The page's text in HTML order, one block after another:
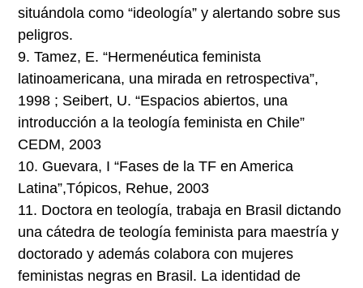
situándola como “ideología” y alertando sobre sus
peligros.
9. Tamez, E. “Hermenéutica feminista
latinoamericana, una mirada en retrospectiva”,
1998 ; Seibert, U. “Espacios abiertos, una
introducción a la teología feminista en Chile”
CEDM, 2003
10. Guevara, I “Fases de la TF en America
Latina”,Tópicos, Rehue, 2003
11. Doctora en teología, trabaja en Brasil dictando
una cátedra de teología feminista para maestría y
doctorado y además colabora con mujeres
feministas negras en Brasil. La identidad de